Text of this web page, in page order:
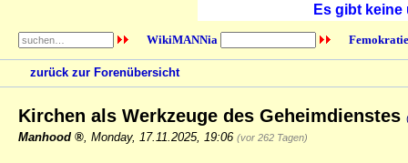
Es gibt
WikiMANNia
zurück zur Forenübersicht
Kirchen als Werkzeuge des Geheimdienstes
Manhood Monday, 17.11.2025, 19:06 (vor 262 Tagen)